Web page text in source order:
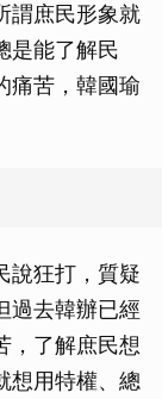
謂庶民形象就
是能了解民
痛苦，韓國瑜
說狂打，質疑
過去韓辦已經
，了解庶民想
想用特權、總